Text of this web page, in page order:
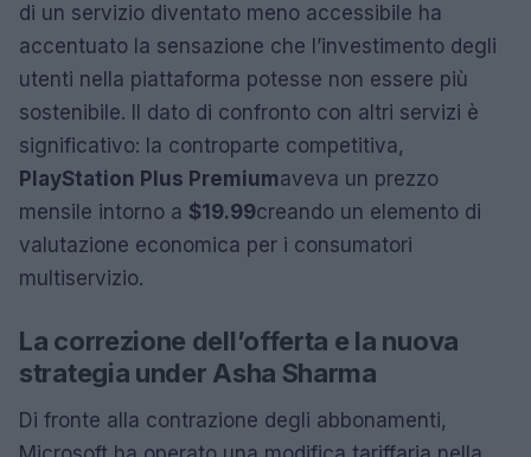
di un servizio diventato meno accessibile ha
accentuato la sensazione che l’investimento degli
utenti nella piattaforma potesse non essere più
sostenibile. Il dato di confronto con altri servizi è
significativo: la controparte competitiva,
PlayStation Plus Premiumaveva un prezzo
mensile intorno a $19.99creando un elemento di
valutazione economica per i consumatori
multiservizio.
La correzione dell’offerta e la nuova
strategia under Asha Sharma
Di fronte alla contrazione degli abbonamenti,